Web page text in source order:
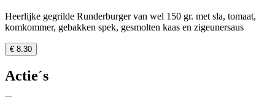
Heerlijke gegrilde Runderburger van wel 150 gr. met sla, tomaat,
komkommer, gebakken spek, gesmolten kaas en zigeunersaus
€ 8.30
Actie´s